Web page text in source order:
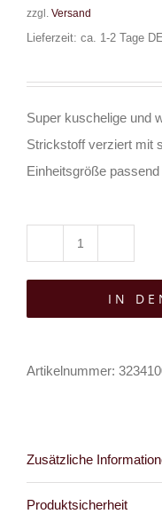
zzgl. Versand
Lieferzeit: ca. 1-2 Tage
Super kuschelige und
Strickstoff verziert mit
Einheitsgröße
Moonshine
Strickmütze
IN
Artikelnummer:
Zusätzliche
Produktsicherheit